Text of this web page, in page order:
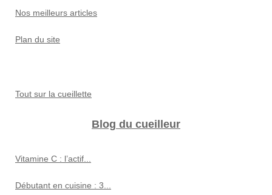
Nos meilleurs articles
Plan du site
Tout sur la cueillette
Blog du cueilleur
Vitamine C : l’actif...
Débutant en cuisine : 3...